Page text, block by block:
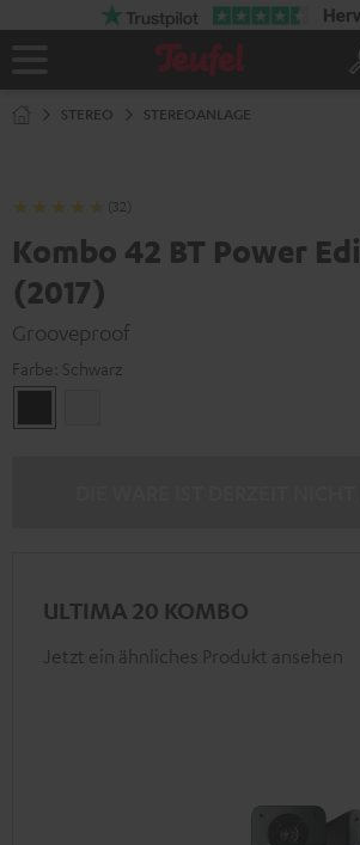
Startseite
STEREO STEREOANLAGE
(32)
Kombo 42 BT Power
(2017)
Grooveproof
Farbe: Schwarz
ULTIMA 20 KOMBO
Jetzt ein ähnliches Produkt ansehen